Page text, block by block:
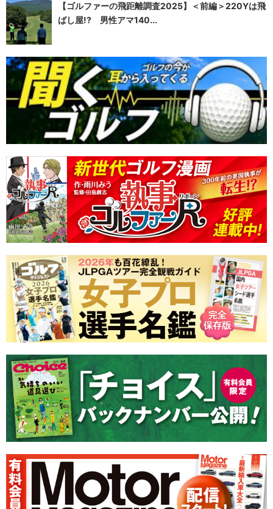
【ゴルファーの飛距離調査2025】＜前編＞220Yは飛
ばし屋!? 男性アマ140...